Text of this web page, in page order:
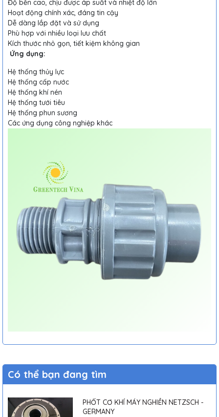
Độ bền cao, chịu được áp suất và nhiệt độ lớn
Hoạt động chính xác, đáng tin cậy
Dễ dàng lắp đặt và sử dụng
Phù hợp với nhiều loại lưu chất
Kích thước nhỏ gọn, tiết kiệm không gian
Ứng dụng:
Hệ thống thủy lực
Hệ thống cấp nước
Hệ thống khí nén
Hệ thống tưới tiêu
Hệ thống phun sương
Các ứng dụng công nghiệp khác
Có thể bạn đang tìm
PHỐT CƠ KHÍ MÁY NGHIỀN NETZSCH -
GERMANY